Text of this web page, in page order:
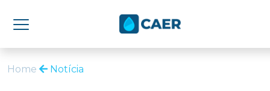
Home Notícia